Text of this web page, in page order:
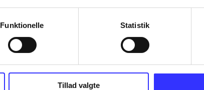
Funktionelle Statistik
Tillad valgte